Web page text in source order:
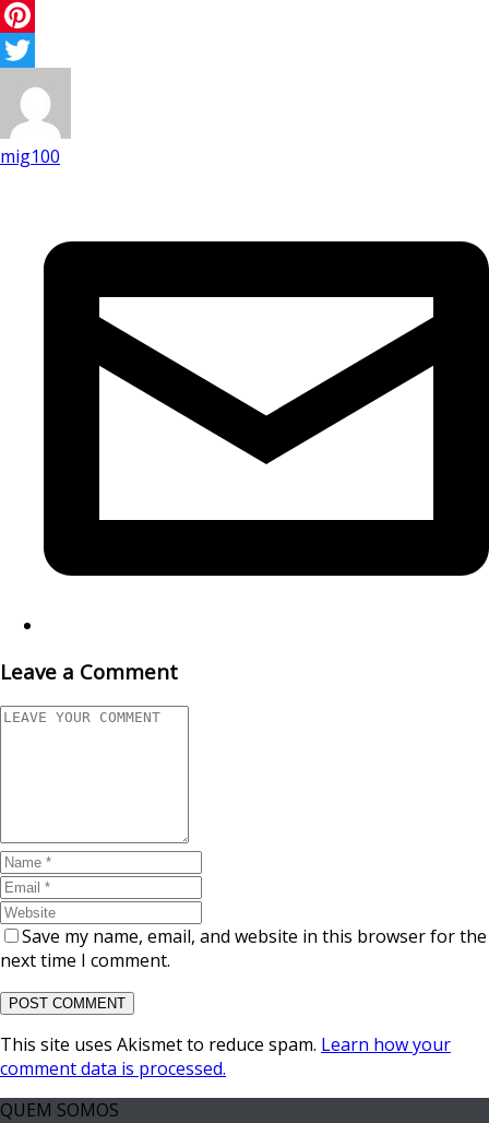
Facebook
Pinterest
Twitter
mig100
Leave a Comment
Save my name, email, and website in this browser for the
next time I comment.
This site uses Akismet to reduce spam. Learn how your
comment data is processed.
QUEM SOMOS